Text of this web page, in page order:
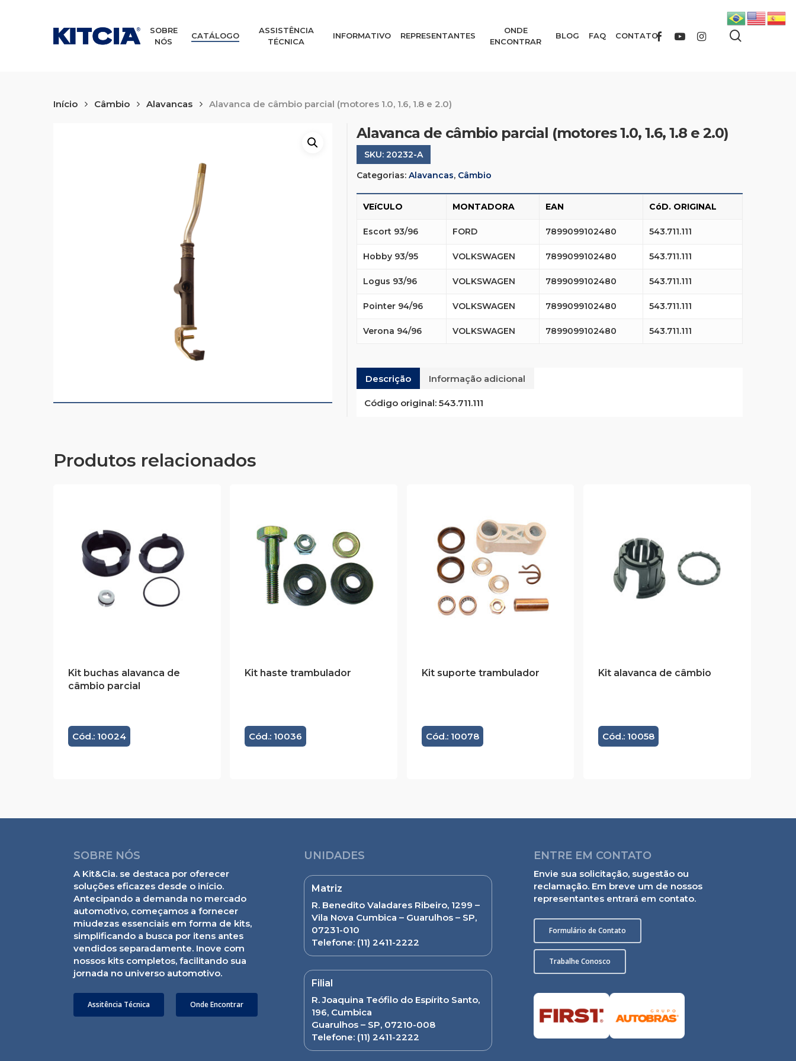
SOBRE
NÓS
CATÁLOGO
ASSISTÊNCIA
TÉCNICA
INFORMATIVO REPRESENTANTES
ONDE
ENCONTRAR
BLOG FAQ CONTATOFACEBOOKYOUTUBEINSTAGRAM
Início Câmbio Alavancas Alavanca de câmbio parcial (motores 1.0, 1.6, 1.8 e 2.0)
Alavanca de câmbio parcial (motores 1.0, 1.6, 1.8 e 2.0)
SKU: 20232-A
Categorias: Alavancas, Câmbio
VEíCULO MONTADORA EAN CóD. ORIGINAL
Escort 93/96 FORD 7899099102480 543.711.111
Hobby 93/95 VOLKSWAGEN 7899099102480 543.711.111
Logus 93/96 VOLKSWAGEN 7899099102480 543.711.111
Pointer 94/96 VOLKSWAGEN 7899099102480 543.711.111
Verona 94/96 VOLKSWAGEN 7899099102480 543.711.111
Descrição Informação adicional
Código original:543.711.111
Produtos relacionados
Kit buchas alavanca de
câmbio parcial
Cód.: 10024
Kit haste trambulador
Cód.: 10036
Kit suporte trambulador
Cód.: 10078
Kit alavanca de câmbio
Cód.: 10058
SOBRE NÓS
A Kit&Cia. se destaca por oferecer
soluções eficazes desde o início.
Antecipando a demanda no mercado
automotivo, começamos a fornecer
miudezas essenciais em forma de kits,
simplificando a busca por itens antes
vendidos separadamente. Inove com
nossos kits completos, facilitando sua
jornada no universo automotivo.
Assitência Técnica Onde Encontrar
UNIDADES
Matriz
R. Benedito Valadares Ribeiro, 1299 –
Vila Nova Cumbica – Guarulhos – SP,
07231-010
Telefone: (11) 2411-2222
Filial
R. Joaquina Teófilo do Espírito Santo,
196, Cumbica
Guarulhos – SP, 07210-008
Telefone: (11) 2411-2222
ENTRE EM CONTATO
Envie sua solicitação, sugestão ou
reclamação. Em breve um de nossos
representantes entrará em contato.
Formulário de Contato
Trabalhe Conosco